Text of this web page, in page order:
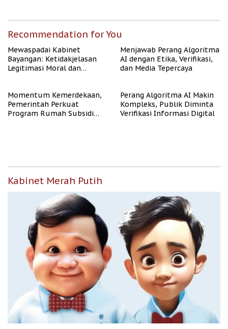
Recommendation for You
Mewaspadai Kabinet
Bayangan: Ketidakjelasan
Legitimasi Moral dan
Menjawab Perang Algoritma
AI dengan Etika, Verifikasi,
dan Media Tepercaya
Momentum Kemerdekaan,
Pemerintah Perkuat
Program Rumah Subsidi
Perang Algoritma AI Makin
Kompleks, Publik Diminta
Verifikasi Informasi Digital
Kabinet Merah Putih